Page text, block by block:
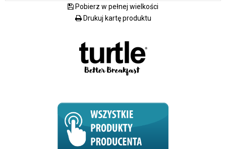
Pobierz w pełnej wielkości
Drukuj kartę produktu